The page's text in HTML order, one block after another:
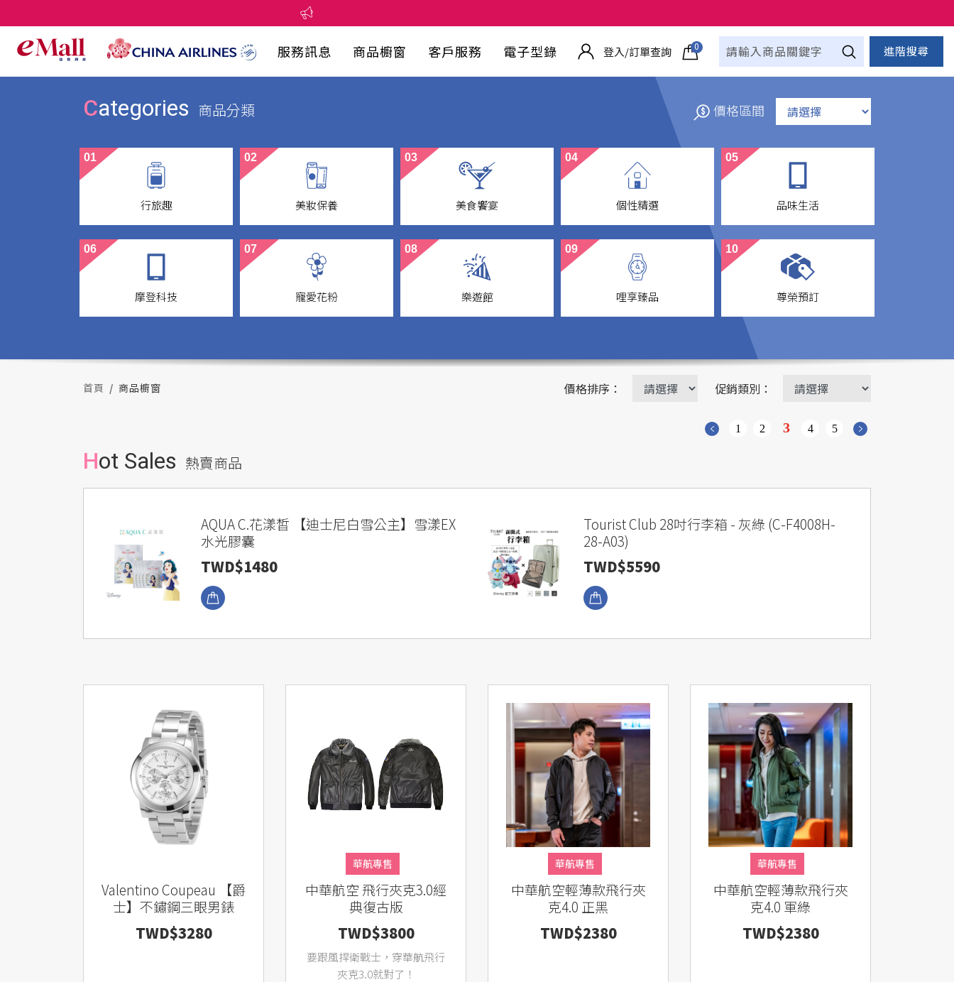
服務訊息 商品櫥窗 客戶服務 電子型錄 登入/訂單查詢 0 進階搜尋
Categories 商品分類 價格區間
01
行旅趣
02
美妝保養
03
美食饗宴
04
個性精選
05
品味生活
06
摩登科技
07
寵愛花粉
08
樂遊館
09
哩享臻品
10
尊榮預訂
首頁 商品櫥窗 價格排序： 促銷類別：
1 2 3 4 5
Hot Sales 熱賣商品
AQUA C.花漾皙 【迪士尼白雪公主】雪漾EX
水光膠囊
TWD$1480
瀏覽商品
Tourist Club 28吋行李箱 - 灰綠 (C-F4008H-
28-A03)
TWD$5590
瀏覽商品
Valentino Coupeau 【爵
士】不鏽鋼三眼男錶
TWD$3280
華航專售
中華航空 飛行夾克3.0經
典復古版
TWD$3800
要跟風捍衛戰士，穿華航飛行
夾克3.0就對了！
華航專售
中華航空輕薄款飛行夾
克4.0 正黑
TWD$2380
華航專售
中華航空輕薄款飛行夾
克4.0 軍綠
TWD$2380